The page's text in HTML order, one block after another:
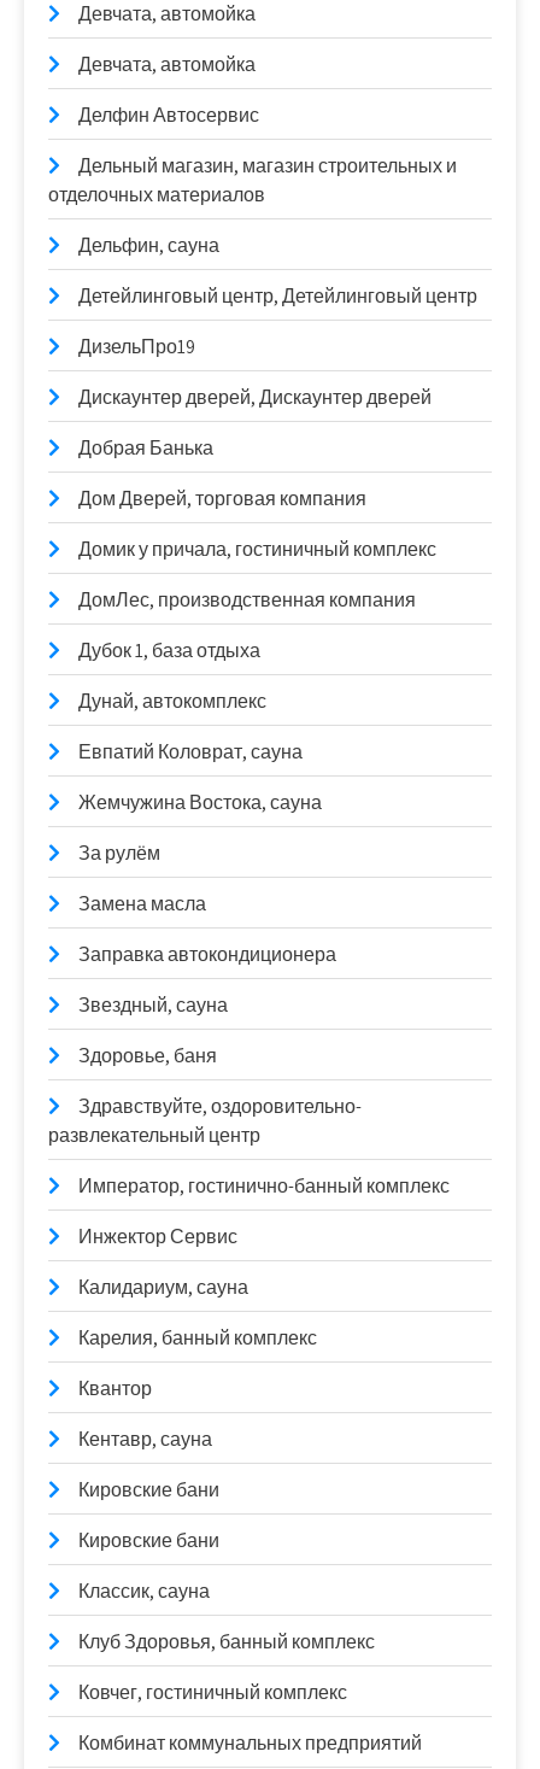
Девчата, автомойка
Девчата, автомойка
Делфин Автосервис
Дельный магазин, магазин строительных и
отделочных материалов
Дельфин, сауна
Детейлинговый центр, Детейлинговый центр
ДизельПро19
Дискаунтер дверей, Дискаунтер дверей
Добрая Банька
Дом Дверей, торговая компания
Домик у причала, гостиничный комплекс
ДомЛес, производственная компания
Дубок 1, база отдыха
Дунай, автокомплекс
Евпатий Коловрат, сауна
Жемчужина Востока, сауна
За рулём
Замена масла
Заправка автокондиционера
Звездный, сауна
Здоровье, баня
Здравствуйте, оздоровительно-
развлекательный центр
Император, гостинично-банный комплекс
Инжектор Сервис
Калидариум, сауна
Карелия, банный комплекс
Квантор
Кентавр, сауна
Кировские бани
Кировские бани
Классик, сауна
Клуб Здоровья, банный комплекс
Ковчег, гостиничный комплекс
Комбинат коммунальных предприятий